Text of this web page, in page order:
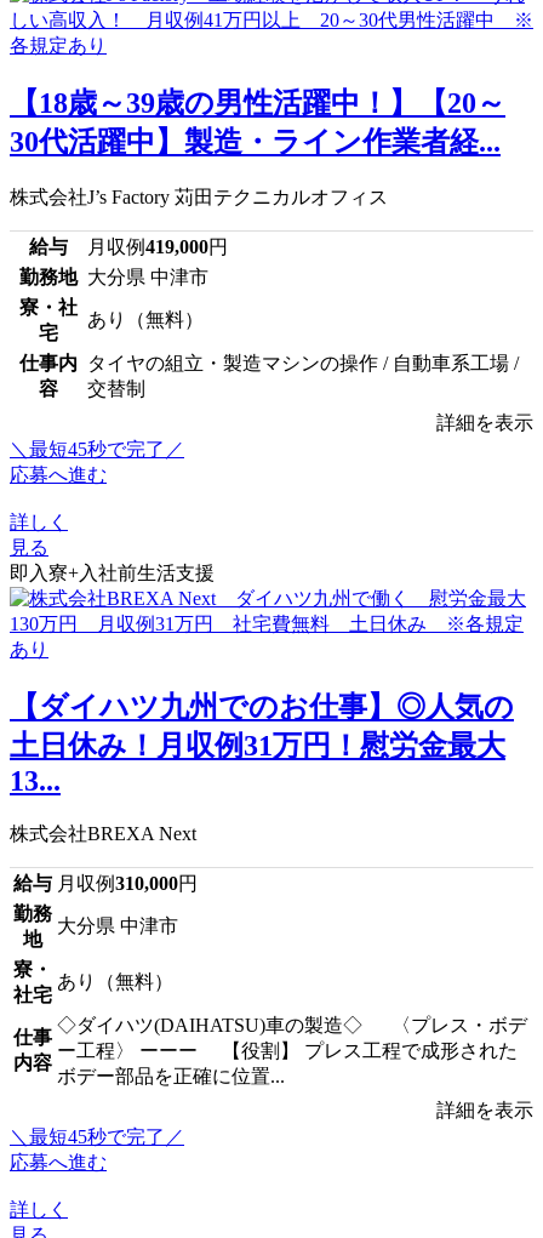
【18歳～39歳の男性活躍中！】【20～
30代活躍中】製造・ライン作業者経...
株式会社J’s Factory 苅田テクニカルオフィス
給与 月収例419,000円
勤務地 大分県 中津市
寮・社
宅
あり（無料）
仕事内
容
タイヤの組立・製造マシンの操作 / 自動車系工場 /
交替制
詳細を表示
＼最短45秒で完了／
応募へ進む
詳しく
見る
即入寮+入社前生活支援
【ダイハツ九州でのお仕事】◎人気の
土日休み！月収例31万円！慰労金最大
13...
株式会社BREXA Next
給与 月収例310,000円
勤務
地
大分県 中津市
寮・
社宅
あり（無料）
仕事
内容
◇ダイハツ(DAIHATSU)車の製造◇ 〈プレス・ボデ
ー工程〉 ーーー 【役割】 プレス工程で成形された
ボデー部品を正確に位置...
詳細を表示
＼最短45秒で完了／
応募へ進む
詳しく